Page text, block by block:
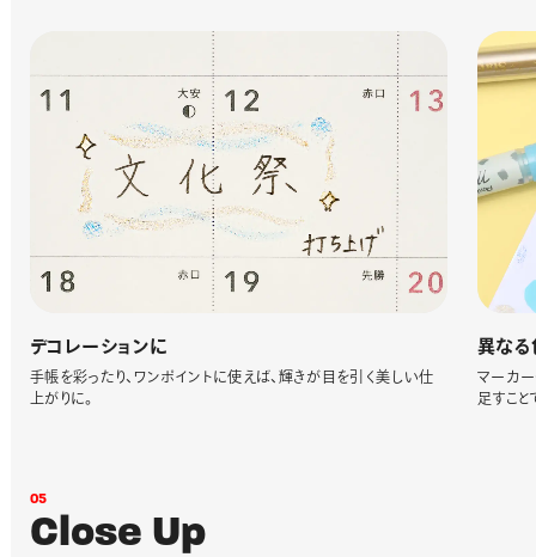
デコレーションに
手帳を彩ったり、ワンポイントに使えば、輝きが目を引く美しい仕
上がりに。
異なる
マーカ
足すこと
05
Close Up